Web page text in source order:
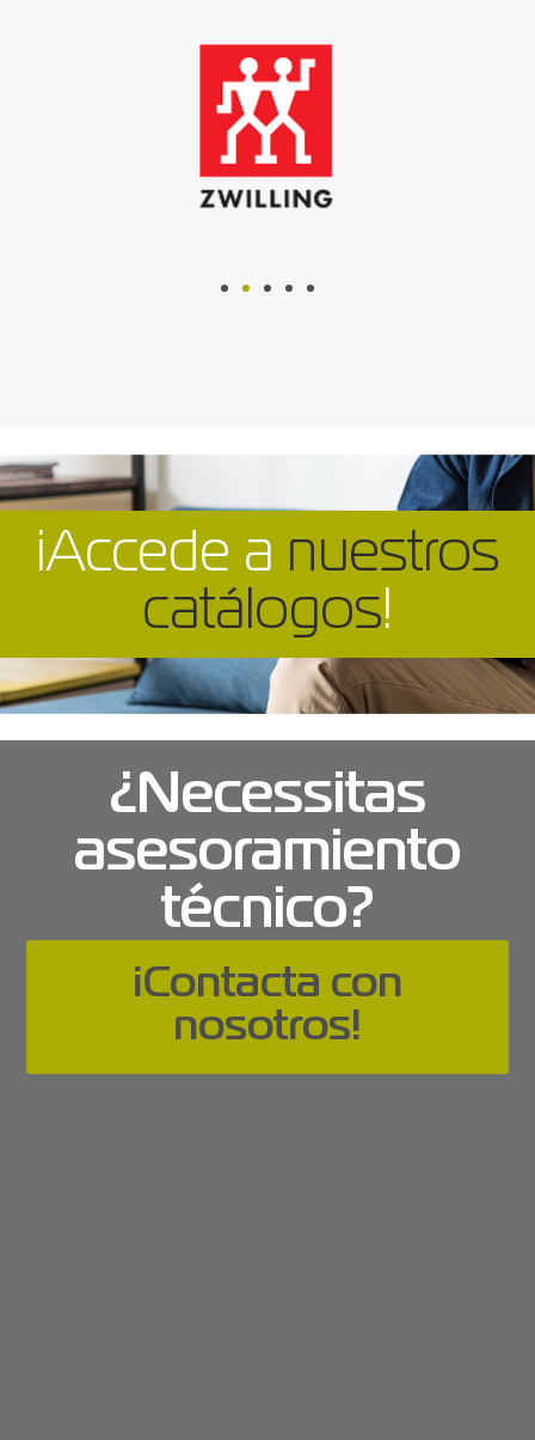
¡Accede a nuestros
catálogos!
¿Necessitas
asesoramiento
técnico?
¡Contacta con
nosotros!